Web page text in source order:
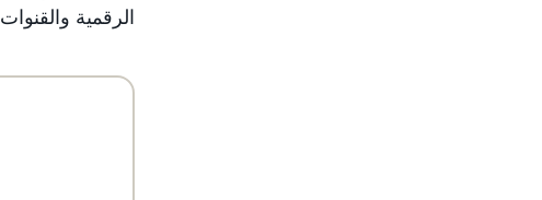
الرقمية والقنوات